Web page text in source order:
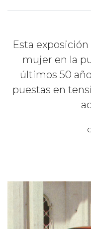
Esta
mujer en la
últimos 50
puestas en